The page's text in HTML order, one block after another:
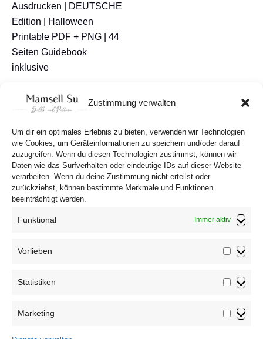
Zustimmung verwalten
Um dir ein optimales Erlebnis zu bieten, verwenden wir Technologien
wie Cookies, um Geräteinformationen zu speichern und/oder darauf
zuzugreifen. Wenn du diesen Technologien zustimmst, können wir
Daten wie das Surfverhalten oder eindeutige IDs auf dieser Website
verarbeiten. Wenn du deine Zustimmung nicht erteilst oder
zurückziehst, können bestimmte Merkmale und Funktionen
beeinträchtigt werden.
Funktional Immer aktiv
Vorlieben
Statistiken
Marketing
Ausdrucken | DEUTSCHE
Edition | Halloween
Printable PDF + PNG | 44
Seiten Guidebook
inklusive
In den Warenkorb